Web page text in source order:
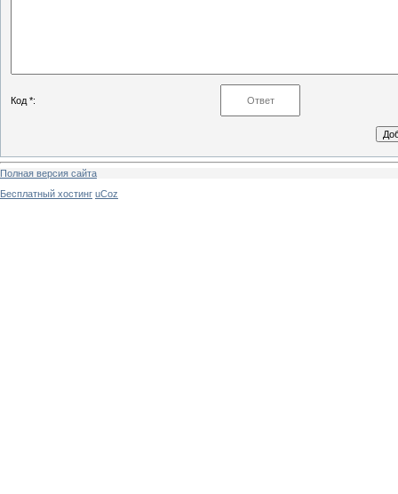
Код *:
Полная версия сайта
Бесплатный хостинг uCoz